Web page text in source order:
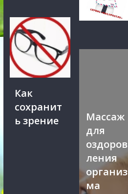
Как
сохранит
ь зрение
Массаж
для
оздоров
ления
организ
ма